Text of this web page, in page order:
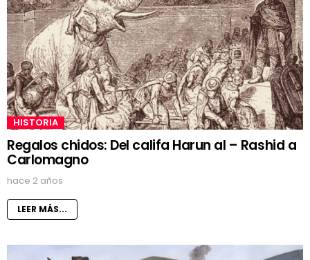
HISTORIA
Regalos chidos: Del califa Harun al – Rashid a
Carlomagno
hace 2 años
LEER MÁS...